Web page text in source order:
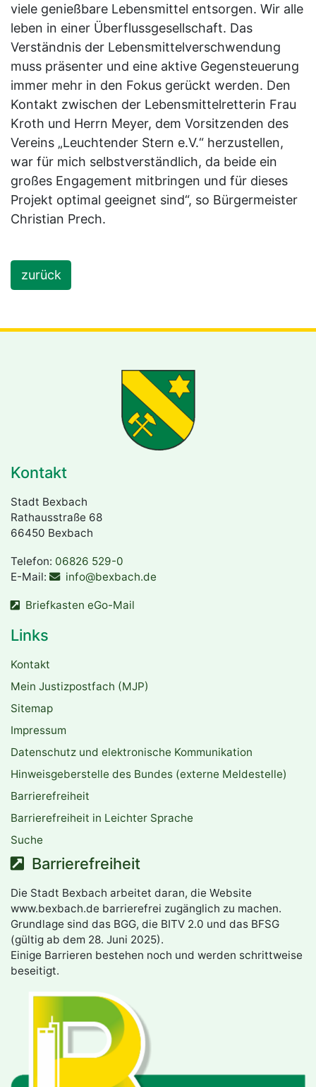
viele genießbare Lebensmittel entsorgen. Wir alle
leben in einer Überflussgesellschaft. Das
Verständnis der Lebensmittelverschwendung
muss präsenter und eine aktive Gegensteuerung
immer mehr in den Fokus gerückt werden. Den
Kontakt zwischen der Lebensmittelretterin Frau
Kroth und Herrn Meyer, dem Vorsitzenden des
Vereins „Leuchtender Stern e.V.“ herzustellen,
war für mich selbstverständlich, da beide ein
großes Engagement mitbringen und für dieses
Projekt optimal geeignet sind“, so Bürgermeister
Christian Prech.
zurück
Kontakt
Stadt Bexbach
Rathausstraße 68
66450 Bexbach
Telefon: 06826 529-0
E-Mail:
info@bexbach.de
Briefkasten eGo-Mail
Links
Kontakt
Mein Justizpostfach (MJP)
Sitemap
Impressum
Datenschutz und elektronische Kommunikation
Hinweisgeberstelle des Bundes (externe Meldestelle)
Barrierefreiheit
Barrierefreiheit in Leichter Sprache
Suche
Barrierefreiheit
Die Stadt Bexbach arbeitet daran, die Website
www.bexbach.de barrierefrei zugänglich zu machen.
Grundlage sind das BGG, die BITV 2.0 und das BFSG
(gültig ab dem 28. Juni 2025).
Einige Barrieren bestehen noch und werden schrittweise
beseitigt.